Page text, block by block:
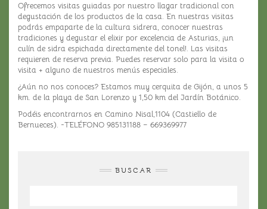
Ofrecemos visitas guiadas por nuestro llagar tradicional con
degustación de los productos de la casa. En nuestras visitas
podrás empaparte de la cultura sidrera, conocer nuestras
tradiciones y degustar el elixir por excelencia de Asturias, ¡un
culín de sidra espichada directamente del tonel!. Las visitas
requieren de reserva previa. Puedes reservar solo para la visita o
visita + alguno de nuestros menús especiales.
¿Aún no nos conoces? Estamos muy cerquita de Gijón, a unos 5
km. de la playa de San Lorenzo y 1,50 km del Jardín Botánico.
Podéis encontrarnos en Camino Nisal,1104 (Castiello de
Bernueces). -TELÉFONO 985131188 – 669369977
BUSCAR
durante tu
visita. Si
rechaza estas
cookies,
algunas
funcionalidades
desaparecerán
Marketing
Al compartir tus